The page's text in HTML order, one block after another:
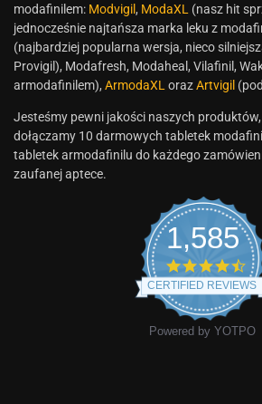
modafinilem: Modvigil , ModaXL (nasz hit
jednocześnie najtańsza marka leku z
(najbardziej popularna wersja, nieco
Provigil), Modafresh, Modaheal, Vilafinil,
armodafinilem), ArmodaXL orazArtvigil
Jesteśmy pewni jakości naszych
dołączamy 10 darmowych tabletek
tabletek armodafinilu do każdego
zaufanej aptece.
1,585
CERTIFIED REVIEWS
Powered by YOTPO